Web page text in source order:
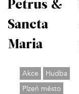
Petrus &
Sancta
Maria
Akce
Hudba
Plzeň město